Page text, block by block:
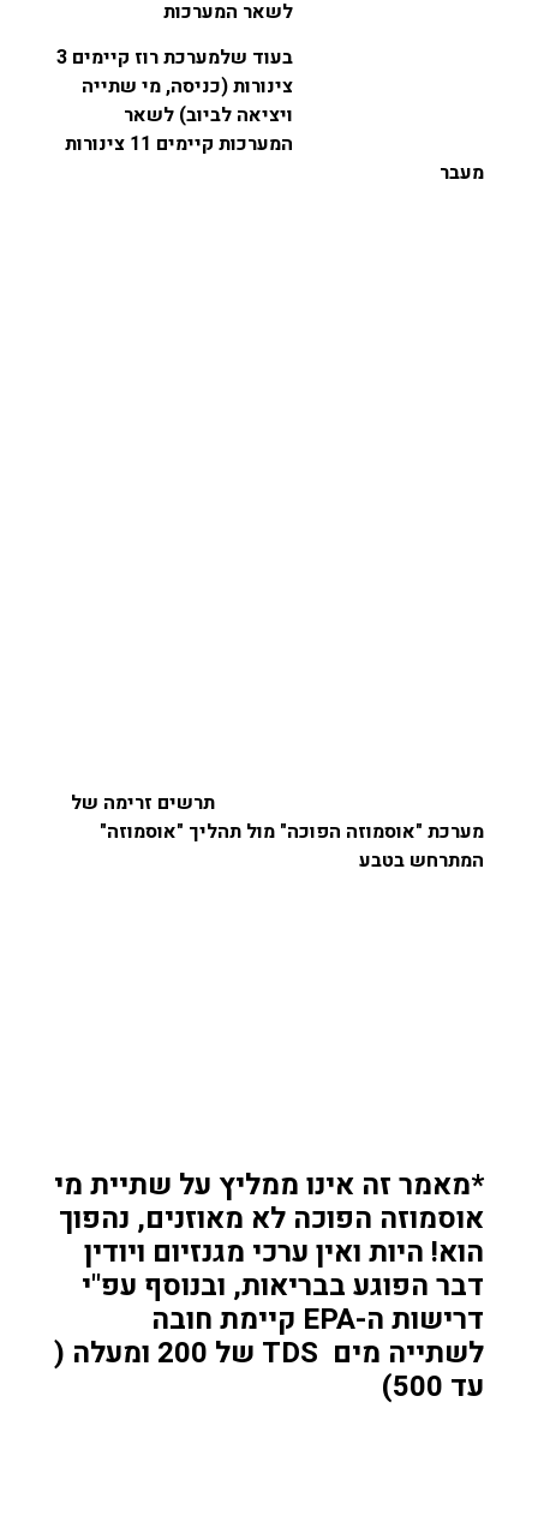
לשאר המערכות
בעוד שלמערכת רוז קיימים 3
צינורות (כניסה, מי שתייה
ויציאה לביוב) לשאר
המערכות קיימים 11 צינורות
מעבר
תרשים זרימה של
מערכת "אוסמוזה הפוכה" מול תהליך "אוסמוזה"
המתרחש בטבע
*מאמר זה אינו ממליץ על שתיית מי
אוסמוזה הפוכה לא מאוזנים, נהפוך
הוא! היות ואין ערכי מגנזיום ויודין
דבר הפוגע בבריאות, ובנוסף עפ"י
דרישות ה-EPA קיימת חובה
לשתייה מים TDS של 200 ומעלה (
עד 500)